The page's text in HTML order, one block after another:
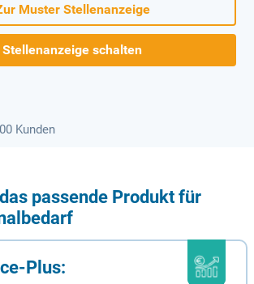
Muster Stellenanzeige
Stellenanzeige schalten
Kunden
passende Produkt für
Plus: